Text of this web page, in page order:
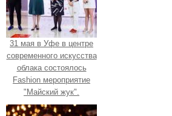
31 мая в Уфе в центре
современного искусства
облака состоялось
Fashion мероприятие
"Майский жук".